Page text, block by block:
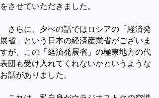
をさせていただきました。
さらに、夕べの話ではロシアの「経済発
展省」という日本の経済産業省がございま
すが、この「経済発展省」の極東地方の代
表団も受け入れてくれないかというような
お話がありました。